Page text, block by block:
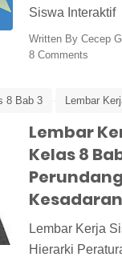
Siswa
Written By Cecep
8 Comments
8 Bab 3 Lembar
Interaktif
PPKn
Lembar
Kelas 8
Lembar Kerja
Hierarki